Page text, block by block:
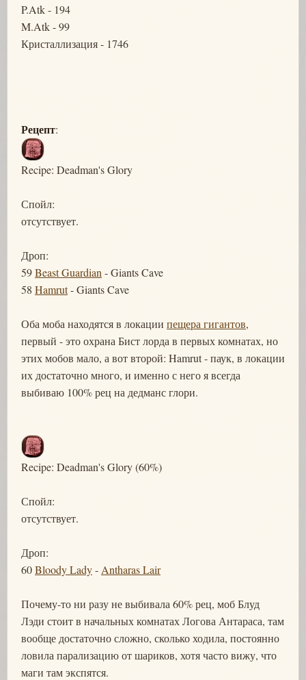
P.Atk - 194
M.Atk - 99
Кристаллизация - 1746
Рецепт:
Recipe: Deadman's Glory
Спойл:
отсутствует.
Дроп:
59Beast Guardian - Giants Cave
58 Hamrut- Giants Cave
Оба моба находятся в локации пещера гигантов,
первый - это охрана Бист лорда в первых комнатах, но
этих мобов мало, а вот второй: Hamrut - паук, в локации
их достаточно много, и именно с него я всегда
выбиваю 100% рец на дедманс глори.
Recipe: Deadman's Glory (60%)
Спойл:
отсутствует.
Дроп:
60Bloody Lady- Antharas Lair
Почему-то ни разу не выбивала 60% рец, моб Блуд
Лэди стоит в начальных комнатах Логова Антараса, там
вообще достаточно сложно, сколько ходила, постоянно
ловила парализацию от шариков, хотя часто вижу, что
маги там экспятся.